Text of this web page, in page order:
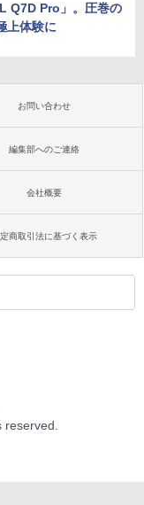
Q7D Pro」。圧巻の
上体験に
お問い合わせ
編集部へのご連絡
会社概要
商取引法に基づく表示
reserved.